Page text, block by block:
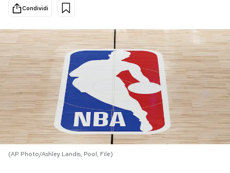
Economia
PODCAST
NEWSLETTER
I MIEI PREFERITI
Condividi
(AP Photo/Ashley Landis, Pool, File)